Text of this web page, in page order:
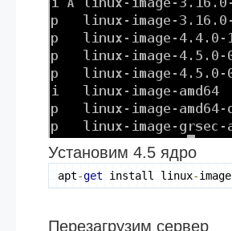
Установим 4.5 ядро
apt-get install linux-image
Перезагрузим сервер